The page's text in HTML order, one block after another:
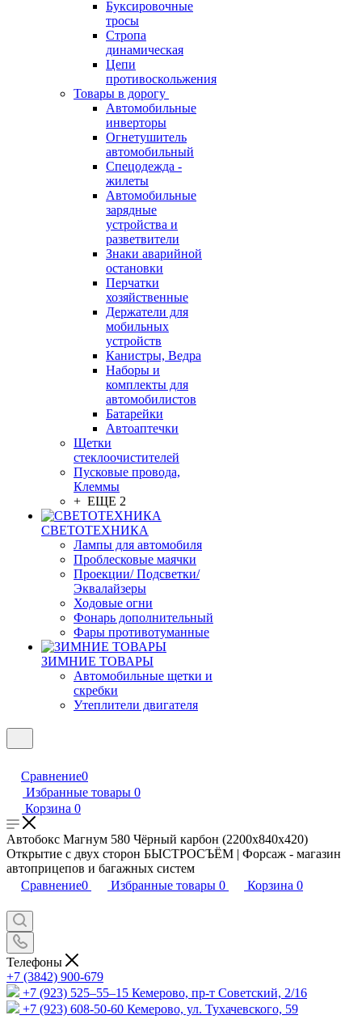
Буксировочные
тросы
Стропа
динамическая
Цепи
противоскольжения
Товары в дорогу
Автомобильные
инверторы
Огнетушитель
автомобильный
Спецодежда -
жилеты
Автомобильные
зарядные
устройства и
разветвители
Знаки аварийной
остановки
Перчатки
хозяйственные
Держатели для
мобильных
устройств
Канистры, Ведра
Наборы и
комплекты для
автомобилистов
Батарейки
Автоаптечки
Щетки
стеклоочистителей
Пусковые провода,
Клеммы
+ ЕЩЕ 2
СВЕТОТЕХНИКА
Лампы для автомобиля
Проблесковые маячки
Проекции/ Подсветки/
Эквалайзеры
Ходовые огни
Фонарь дополнительный
Фары противотуманные
ЗИМНИЕ ТОВАРЫ
Автомобильные щетки и
скребки
Утеплители двигателя
Сравнение0
Избранные товары 0
Корзина 0
Автобокс Магнум 580 Чёрный карбон (2200х840х420)
Открытие c двух сторон БЫСТРОСЪЁМ | Форсаж - магазин
автоприцепов и багажных систем
Сравнение0 Избранные товары 0 Корзина 0
Телефоны
+7 (3842) 900-679
+7 (923) 525–55–15 Кемерово, пр-т Советский, 2/16
+7 (923) 608-50-60 Кемерово, ул. Тухачевского, 59